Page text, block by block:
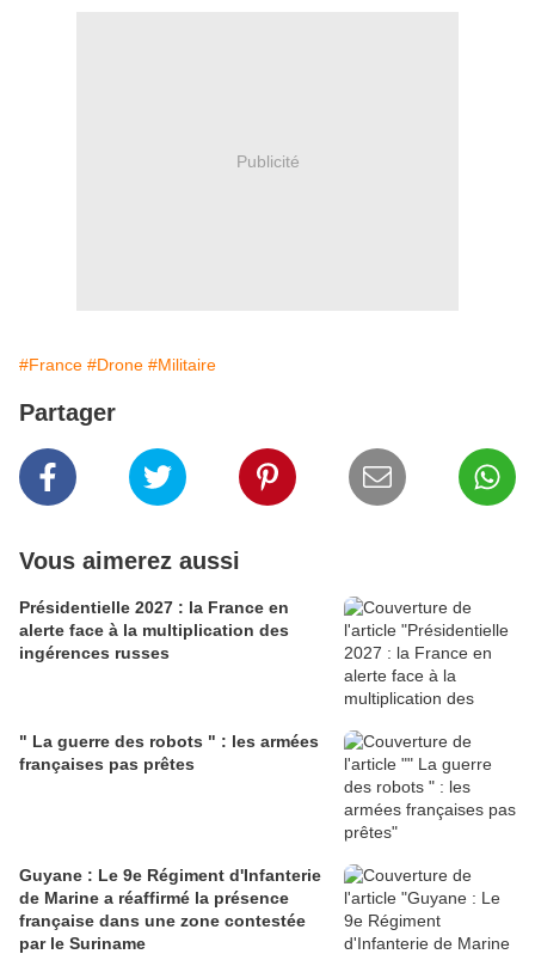
Publicité
#France #Drone #Militaire
Partager
Vous aimerez aussi
Présidentielle 2027 : la France en
alerte face à la multiplication des
ingérences russes
" La guerre des robots " : les armées
françaises pas prêtes
Guyane : Le 9e Régiment d'Infanterie
de Marine a réaffirmé la présence
française dans une zone contestée
par le Suriname